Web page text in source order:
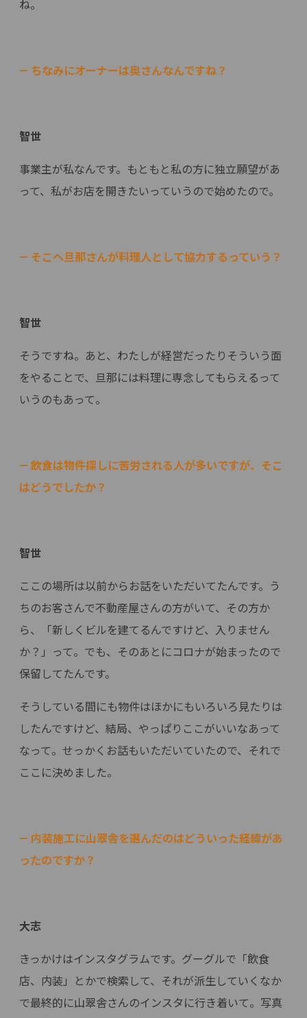
ね。
— ちなみにオーナーは奥さんなんですね？
智世
事業主が私なんです。もともと私の方に独立願望があ
って、私がお店を開きたいっていうので始めたので。
— そこへ旦那さんが料理人として協力するっていう？
智世
そうですね。あと、わたしが経営だったりそういう面
をやることで、旦那には料理に専念してもらえるって
いうのもあって。
— 飲食は物件探しに苦労される人が多いですが、そこ
はどうでしたか？
智世
ここの場所は以前からお話をいただいてたんです。う
ちのお客さんで不動産屋さんの方がいて、その方か
ら、「新しくビルを建てるんですけど、入りません
か？」って。でも、そのあとにコロナが始まったので
保留してたんです。
そうしている間にも物件はほかにもいろいろ見たりは
したんですけど、結局、やっぱりここがいいなあって
なって。せっかくお話もいただいていたので、それで
ここに決めました。
— 内装施工に山翠舎を選んだのはどういった経緯があ
ったのですか？
大志
きっかけはインスタグラムです。グーグルで「飲食
店、内装」とかで検索して、それが派生していくなか
で最終的に山翠舎さんのインスタに行き着いて。写真